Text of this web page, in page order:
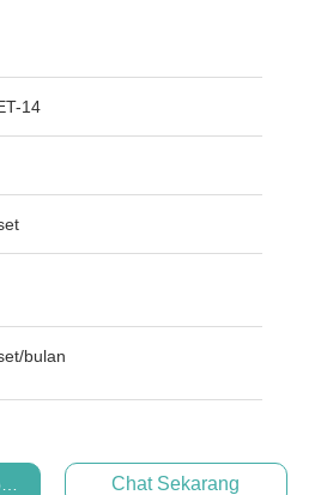
14
bulan
Chat Sekarang